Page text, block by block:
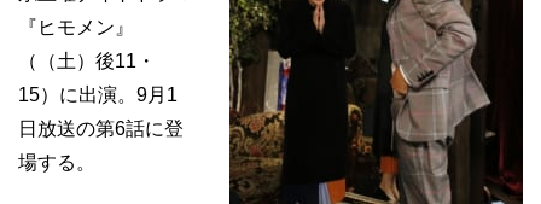
『ヒモメン』
（（土）後11・
15）に出演。9月1
日放送の第6話に登
場する。